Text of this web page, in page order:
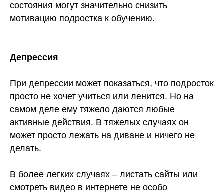
состояния могут значительно снизить
мотивацию подростка к обучению.
Депрессия
При депрессии может показаться, что подросток
просто не хочет учиться или ленится. Но на
самом деле ему тяжело даются любые
активные действия. В тяжелых случаях он
может просто лежать на диване и ничего не
делать.
В более легких случаях – листать сайты или
смотреть видео в интернете не особо